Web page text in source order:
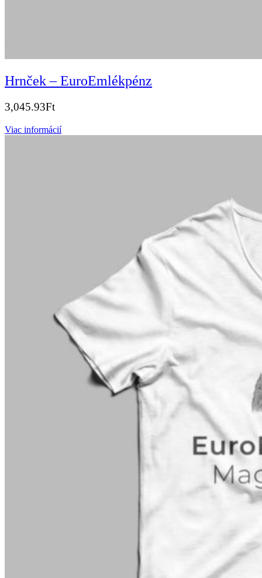
Hrnček – EuroEmlékpénz
3,045.93Ft
Viac informácií